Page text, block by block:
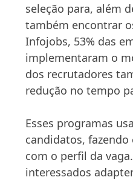
seleção para, além
também encontrar
Infojobs, 53% das
implementaram o
dos recrutadores
redução no tempo
Esses programas
candidatos,
com o perfil da
interessados